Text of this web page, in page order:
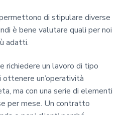
di stipulare diverse
è bene valutare quali per noi
adatti.
richiedere un lavoro di tipo
un’operatività
ma con una serie di elementi
per mese. Un contratto